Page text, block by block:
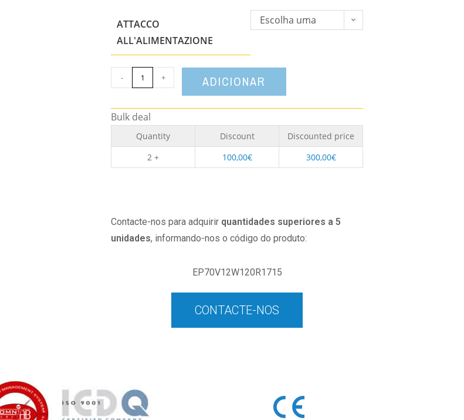
ATTACCO
ALL'ALIMENTAZIONE
Escolha uma
- + ADICIONAR
Bulk deal
Quantity Discount
Discounted price
2 +
100,00€ 300,00€
Contacte-nos para adquirir quantidades superiores a 5
unidades, informando-nos o código do produto:
EP70V12W120R1715
CONTACTE-NOS